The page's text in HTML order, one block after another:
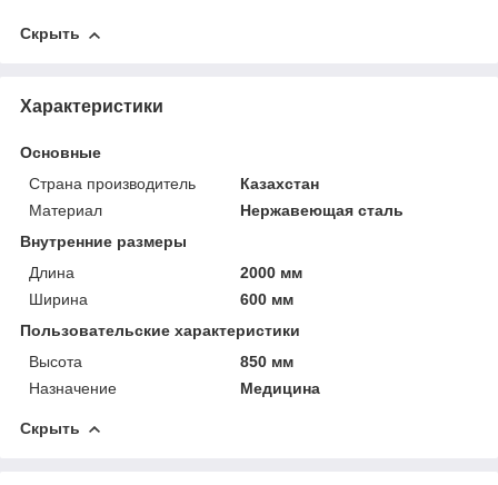
Скрыть
Характеристики
Основные
Страна производитель
Казахстан
Материал
Нержавеющая сталь
Внутренние размеры
Длина
2000 мм
Ширина
600 мм
Пользовательские характеристики
Высота
850 мм
Назначение
Медицина
Скрыть